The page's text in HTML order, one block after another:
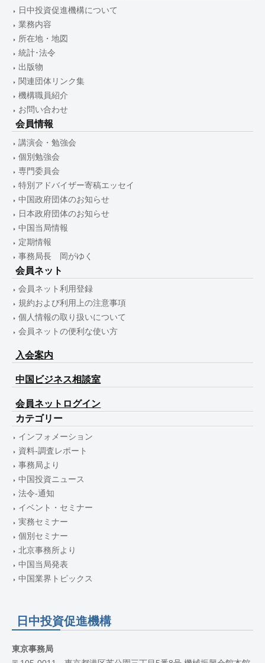
日中投資促進機構について
業務内容
所在地・地図
統計･法令
出版物
関連団体リンク集
機構職員紹介
お問い合わせ
会員情報
講演会・勉強会
個別勉強会
専門委員会
特別アドバイザー寄稿エッセイ
中国政府団体のお知らせ
日本政府団体のお知らせ
中国当局情報
定期情報
事務局長 岡がゆく
会員ネット
会員ネット利用登録
規約および利用上の注意事項
個人情報の取り扱いについて
会員ネットの便利な使い方
入会案内
中国ビジネス相談室
会員ネットログイン
カテゴリー
インフォメーション
資料-調査レポート
事務局より
中国投資ニュース
法令-通知
イベント・セミナー
実務セミナー
個別セミナー
北京事務所より
中国当局発表
中国業界トピックス
日中投資促進機構
東京事務局